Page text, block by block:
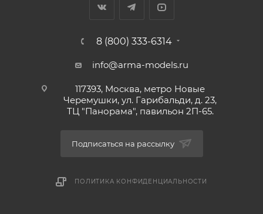
8 (800) 333-6314
info@arma-models.ru
117393, Москва, метро Новые
Черемушки, ул. Гарибальди, д. 23,
ТЦ "Панорама", павильон 2П-65.
Подписаться на рассылку
ПОЛИТИКА КОНФИДЕНЦИАЛЬНОСТИ